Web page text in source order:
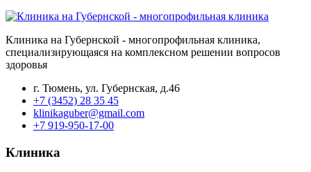
Клиника на Губернской - многопрофильная клиника,
специализирующаяся на комплексном решении вопросов
здоровья
г. Тюмень, ул. Губернская, д.46
+7 (3452) 28 35 45
klinikaguber@gmail.com
+7 919-950-17-00
Клиника